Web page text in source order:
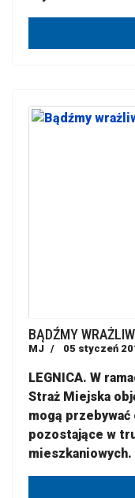
BĄDŹMY
MJ 05 styczeń
LEGNICA. W
Straż Miejska
mogą
pozostające w
mieszkaniowych.